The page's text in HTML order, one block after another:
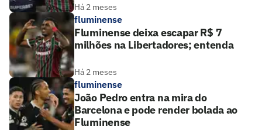
Há 2 meses
fluminense
Fluminense deixa escapar R$ 7
milhões na Libertadores; entenda
Há 2 meses
fluminense
João Pedro entra na mira do
Barcelona e pode render bolada ao
Fluminense